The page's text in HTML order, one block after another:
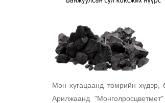
Мөн хугацаанд төмрийн
Арилжаанд